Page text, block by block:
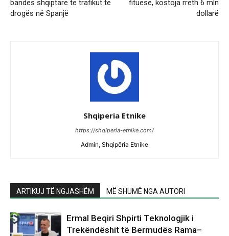
bandës shqiptare të trafikut të
drogës në Spanjë
fituese, kostoja rreth 6 mln
dollarë
Shqiperia Etnike
https://shqiperia-etnike.com/
Admin, Shqipëria Etnike
ARTIKUJ TË NGJASHËM MË SHUMË NGA AUTORI
Ermal Beqiri Shpirti Teknologjik i
Trekëndëshit të Bermudës Rama–